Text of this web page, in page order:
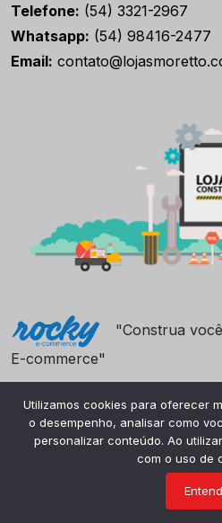
Telefone: (54) 3321-2967
Whatsapp: (54) 98416-2477
Email:
"Construa
E-commerce"
Utilizamos cookies para oferecer
o desempenho, analisar como
personalizar conteúdo. Ao
com o uso de